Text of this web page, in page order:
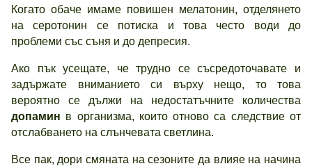
Когато обаче имаме повишен мелатонин, отделянето
на серотонин се потиска и това често води до
проблеми със съня и до депресия.
Ако пък усещате, че трудно се съсредоточавате и
задържате вниманието си върху нещо, то това
вероятно се дължи на недостатъчните количества
допамин в организма, които отново са следствие от
отслабването на слънчевата светлина.
Все пак, дори смяната на сезоните да влияе на начина